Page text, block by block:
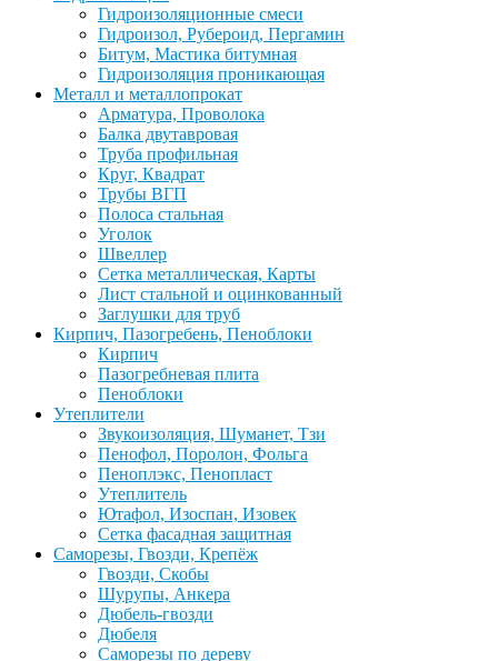
Гидроизоляционные смеси
Гидроизол, Рубероид, Пергамин
Битум, Мастика битумная
Гидроизоляция проникающая
Металл и металлопрокат
Арматура, Проволока
Балка двутавровая
Труба профильная
Круг, Квадрат
Трубы ВГП
Полоса стальная
Уголок
Швеллер
Сетка металлическая, Карты
Лист стальной и оцинкованный
Заглушки для труб
Кирпич, Пазогребень, Пеноблоки
Кирпич
Пазогребневая плита
Пеноблоки
Утеплители
Звукоизоляция, Шуманет, Тзи
Пенофол, Поролон, Фольга
Пеноплэкс, Пенопласт
Утеплитель
Ютафол, Изоспан, Изовек
Сетка фасадная защитная
Саморезы, Гвозди, Крепёж
Гвозди, Скобы
Шурупы, Анкера
Дюбель-гвозди
Дюбеля
Саморезы по дереву